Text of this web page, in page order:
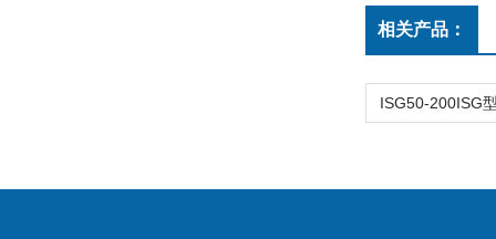
相关产品：